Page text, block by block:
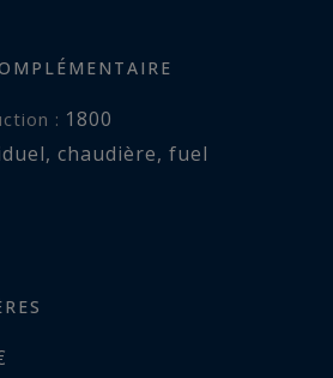
: 1800
, chaudière, fuel